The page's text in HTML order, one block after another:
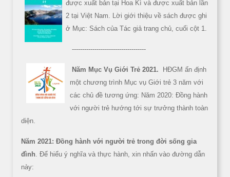
được xuất bản tại Hoa Kì và được xuất bản lần
2 tại Việt Nam. Lời giới thiệu về sách được ghi
ở Mục: Sách của Tác giả trang chủ, cuối cột 1.
------------------------------------
Năm Mục Vụ Giới Trẻ 2021.
HĐGM ấn định
một chương trình Mục vụ Giới trẻ 3 năm với
các chủ đề tương ứng: Năm 2020: Đồng hành
với người trẻ hướng tới sự trưởng thành toàn
diện.
Năm 2021: Đồng hành với người trẻ trong đời sống gia
đình . Để hiểu ý nghĩa và thực hành, xin nhấn vào đường dẫn
này: